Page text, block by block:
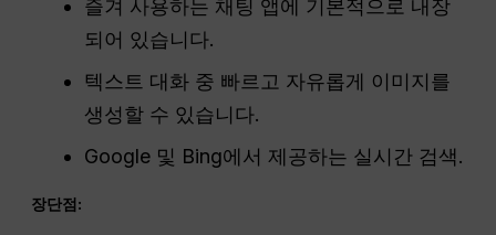
즐겨 사용하는 채팅 앱에 기본적으로 내장
되어 있습니다.
텍스트 대화 중 빠르고 자유롭게 이미지를
생성할 수 있습니다.
Google 및 Bing에서 제공하는 실시간 검색.
장단점: